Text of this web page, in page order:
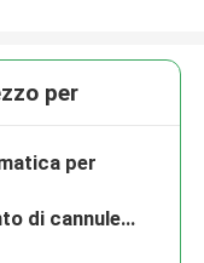
per
per
di cannule